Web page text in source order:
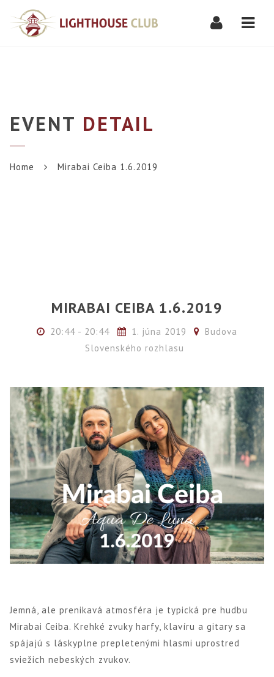
EVENT DETAIL
Home Mirabai Ceiba 1.6.2019
MIRABAI CEIBA 1.6.2019
20:44 - 20:44 1. júna 2019
Budova
Slovenského rozhlasu
Jemná, ale prenikavá atmosféra je typická pre hudbu
Mirabai Ceiba. Krehké zvuky harfy, klavíru a gitary sa
spájajú s láskyplne prepletenými hlasmi uprostred
sviežich nebeských zvukov.